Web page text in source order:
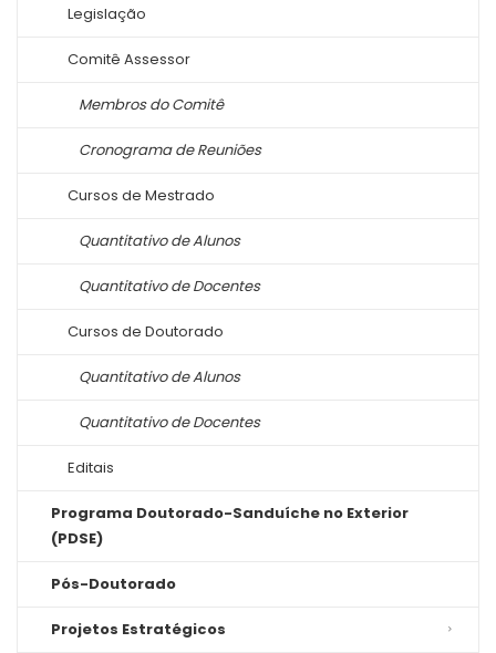
Legislação
Comitê Assessor
Membros do Comitê
Cronograma de Reuniões
Cursos de Mestrado
Quantitativo de Alunos
Quantitativo de Docentes
Cursos de Doutorado
Quantitativo de Alunos
Quantitativo de Docentes
Editais
Programa Doutorado-Sanduíche no Exterior
(PDSE)
Pós-Doutorado
Projetos Estratégicos